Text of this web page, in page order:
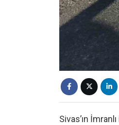
Sivas’ın